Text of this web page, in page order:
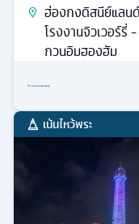
ฮ่องกงดิสนีย์แลน
โรงงานจิวเวอร์รี่
กวนอิมฮองฮัม
เน้นไหว้พระ